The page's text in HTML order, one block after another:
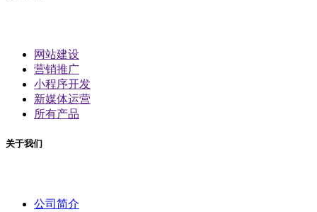
网站建设
营销推广
小程序开发
新媒体运营
所有产品
关于我们
公司简介